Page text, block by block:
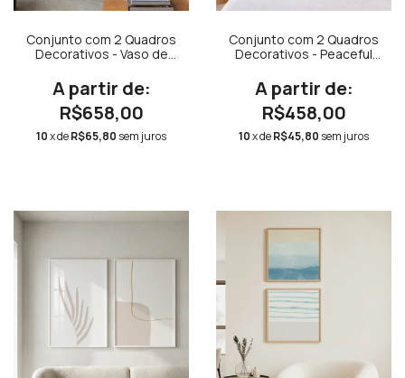
Conjunto com 2 Quadros
Decorativos - Vaso de
de Flores Colorido 02
R$658,00
10x deR$65,80 sem juros
Conjunto com 2 Quadros
Decorativos - Peaceful
Bora Branca Quadrado +
Paisagem Verde e Azul
Quadrado
R$458,00
10x deR$45,80 sem juros